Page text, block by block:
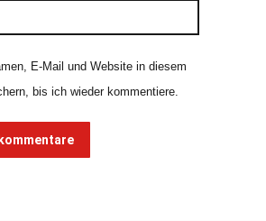
E-Mail und Website in diesem
bis ich wieder kommentiere.